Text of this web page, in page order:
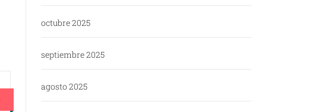
octubre 2025
septiembre 2025
agosto 2025